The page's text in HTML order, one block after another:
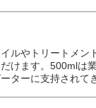
ルやトリートメ
けます。500ml
ターに支持されて